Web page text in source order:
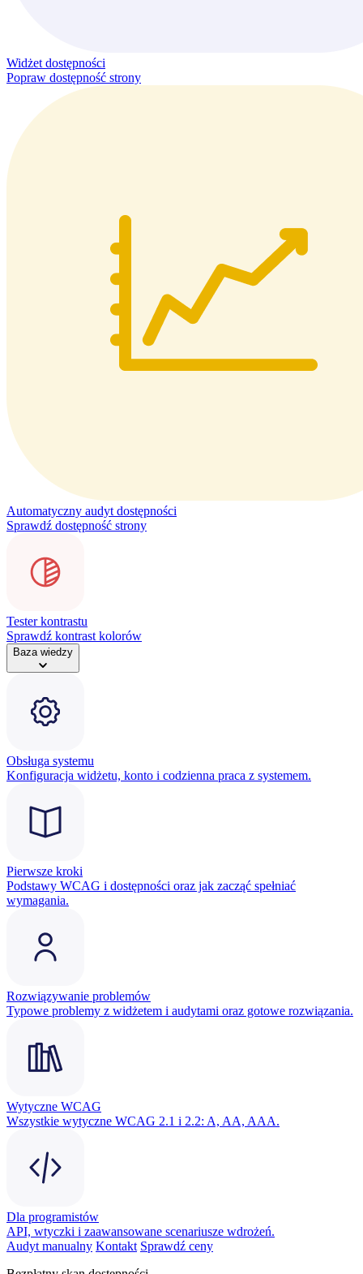
Widżet dostępności
Popraw dostępność strony
Automatyczny audyt dostępności
Sprawdź dostępność strony
Tester kontrastu
Sprawdź kontrast kolorów
Baza wiedzy
Obsługa systemu
Konfiguracja widżetu, konto i codzienna praca z systemem.
Pierwsze kroki
Podstawy WCAG i dostępności oraz jak zacząć spełniać
wymagania.
Rozwiązywanie problemów
Typowe problemy z widżetem i audytami oraz gotowe rozwiązania.
Wytyczne WCAG
Wszystkie wytyczne WCAG 2.1 i 2.2: A, AA, AAA.
Dla programistów
API, wtyczki i zaawansowane scenariusze wdrożeń.
Audyt manualny Kontakt Sprawdź ceny